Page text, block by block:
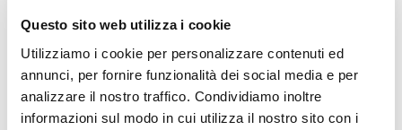
Questo sito web utilizza i cookie
Utilizziamo i cookie per personalizzare contenuti ed
annunci, per fornire funzionalità dei social media e per
analizzare il nostro traffico. Condividiamo inoltre
informazioni sul modo in cui utilizza il nostro sito con i
Bertarelli nuovo Direttore Tecnico
Nella foto: Mauro Bertarelli e il presidente
Maximiliano Ciucciomei Il Castelfidardo Academy
volta pagina e annuncia ufficialmente la nuova
guida tecnica per la stagione sportiva 2026/2027.
21/06/2026